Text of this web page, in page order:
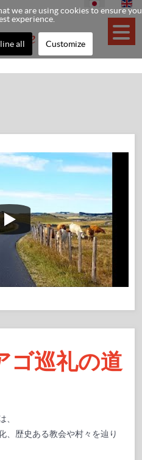
ゴ巡礼の道
、
、歴史ある教会や村々を辿り
we are using cookies to ensure you
experience.
all Customize